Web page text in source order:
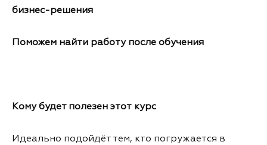
бизнес-решения
Поможем найти работу после обучения
Кому будет полезен этот курс
Идеально подойдёт тем, кто погружается в